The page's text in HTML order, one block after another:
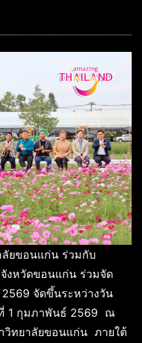
ยขอนแก่น ร่วมกับ
งหวัดขอนแก่น ร่วมจัด
จัดขึ้นระหว่างวัน
1 กุมภาพันธ์ 2569 ณ
วิทยาลัยขอนแก่น ภายใต้